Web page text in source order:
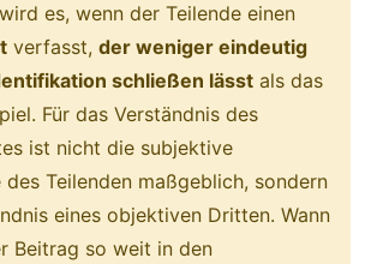
es, wenn der Teilende einen
verfasst, der weniger eindeutig
schließen lässt als das
Für das Verständnis des
ist nicht die subjektive
des Teilenden maßgeblich, sondern
eines objektiven Dritten. Wann
Beitrag so weit in den